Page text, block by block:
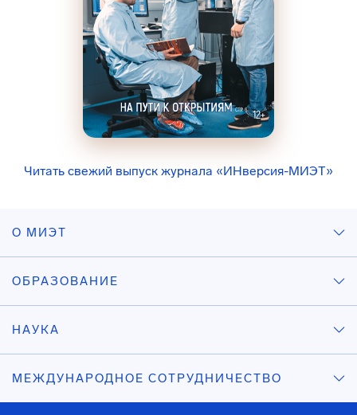
Читать свежий выпуск журнала «ИНверсия-МИЭТ»
О МИЭТ
ОБРАЗОВАНИЕ
НАУКА
МЕЖДУНАРОДНОЕ СОТРУДНИЧЕСТВО